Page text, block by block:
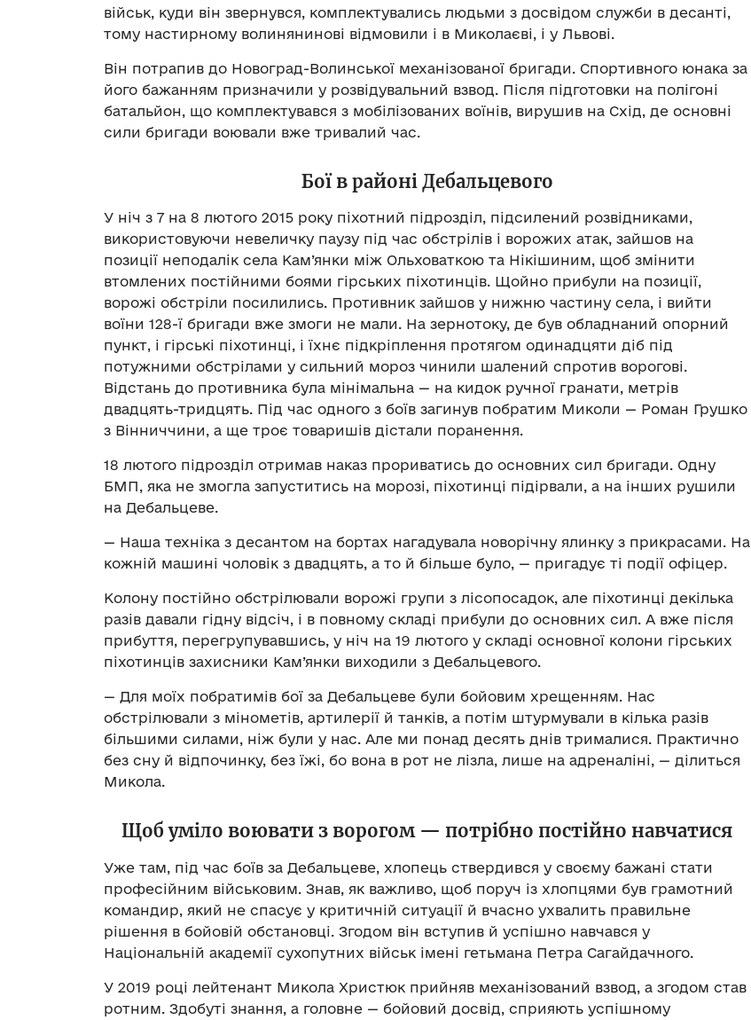
військ, куди він звернувся, комплектувались людьми з досвідом служби в десанті,
тому настирному волинянинові відмовили і в Миколаєві, і у Львові.
Він потрапив до Новоград-Волинської механізованої бригади. Спортивного юнака за
його бажанням призначили у розвідувальний взвод. Після підготовки на полігоні
батальйон, що комплектувався з мобілізованих воїнів, вирушив на Схід, де основні
сили бригади воювали вже тривалий час.
Бої в районі Дебальцевого
У ніч з 7 на 8 лютого 2015 року піхотний підрозділ, підсилений розвідниками,
використовуючи невеличку паузу під час обстрілів і ворожих атак, зайшов на
позиції неподалік села Кам’янки між Ольховаткою та Нікішиним, щоб змінити
втомлених постійними боями гірських піхотинців. Щойно прибули на позиції,
ворожі обстріли посилились. Противник зайшов у нижню частину села, і вийти
воїни 128-ї бригади вже змоги не мали. На зернотоку, де був обладнаний опорний
пункт, і гірські піхотинці, і їхнє підкріплення протягом одинадцяти діб під
потужними обстрілами у сильний мороз чинили шалений спротив ворогові.
Відстань до противника була мінімальна — на кидок ручної гранати, метрів
двадцять-тридцять. Під час одного з боїв загинув побратим Миколи — Роман Грушко
з Вінниччини, а ще троє товаришів дістали поранення.
18 лютого підрозділ отримав наказ прориватись до основних сил бригади. Одну
БМП, яка не змогла запуститись на морозі, піхотинці підірвали, а на інших рушили
на Дебальцеве.
— Наша техніка з десантом на бортах нагадувала новорічну ялинку з прикрасами. На
кожній машині чоловік з двадцять, а то й більше було, — пригадує ті події офіцер.
Колону постійно обстрілювали ворожі групи з лісопосадок, але піхотинці декілька
разів давали гідну відсіч, і в повному складі прибули до основних сил. А вже після
прибуття, перегрупувавшись, у ніч на 19 лютого у складі основної колони гірських
піхотинців захисники Кам’янки виходили з Дебальцевого.
— Для моїх побратимів бої за Дебальцеве були бойовим хрещенням. Нас
обстрілювали з мінометів, артилерії й танків, а потім штурмували в кілька разів
більшими силами, ніж були у нас. Але ми понад десять днів трималися. Практично
без сну й відпочинку, без їжі, бо вона в рот не лізла, лише на адреналіні, — ділиться
Микола.
Щоб уміло воювати з ворогом — потрібно постійно навчатися
Уже там, під час боїв за Дебальцеве, хлопець ствердився у своєму бажані стати
професійним військовим. Знав, як важливо, щоб поруч із хлопцями був грамотний
командир, який не спасує у критичній ситуації й вчасно ухвалить правильне
рішення в бойовій обстановці. Згодом він вступив й успішно навчався у
Національній академії сухопутних військ імені гетьмана Петра Сагайдачного.
У 2019 році лейтенант Микола Христюк прийняв механізований взвод, а згодом став
ротним. Здобуті знання, а головне — бойовий досвід, сприяють успішному